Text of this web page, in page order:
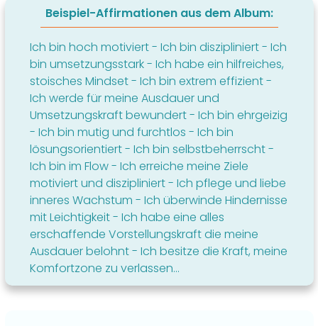
Beispiel-Affirmationen aus dem Album:
Ich bin hoch motiviert - Ich bin diszipliniert - Ich
bin umsetzungsstark - Ich habe ein hilfreiches,
stoisches Mindset - Ich bin extrem effizient -
Ich werde für meine Ausdauer und
Umsetzungskraft bewundert - Ich bin ehrgeizig
- Ich bin mutig und furchtlos - Ich bin
lösungsorientiert - Ich bin selbstbeherrscht -
Ich bin im Flow - Ich erreiche meine Ziele
motiviert und diszipliniert - Ich pflege und liebe
inneres Wachstum - Ich überwinde Hindernisse
mit Leichtigkeit - Ich habe eine alles
erschaffende Vorstellungskraft die meine
Ausdauer belohnt - Ich besitze die Kraft, meine
Komfortzone zu verlassen...